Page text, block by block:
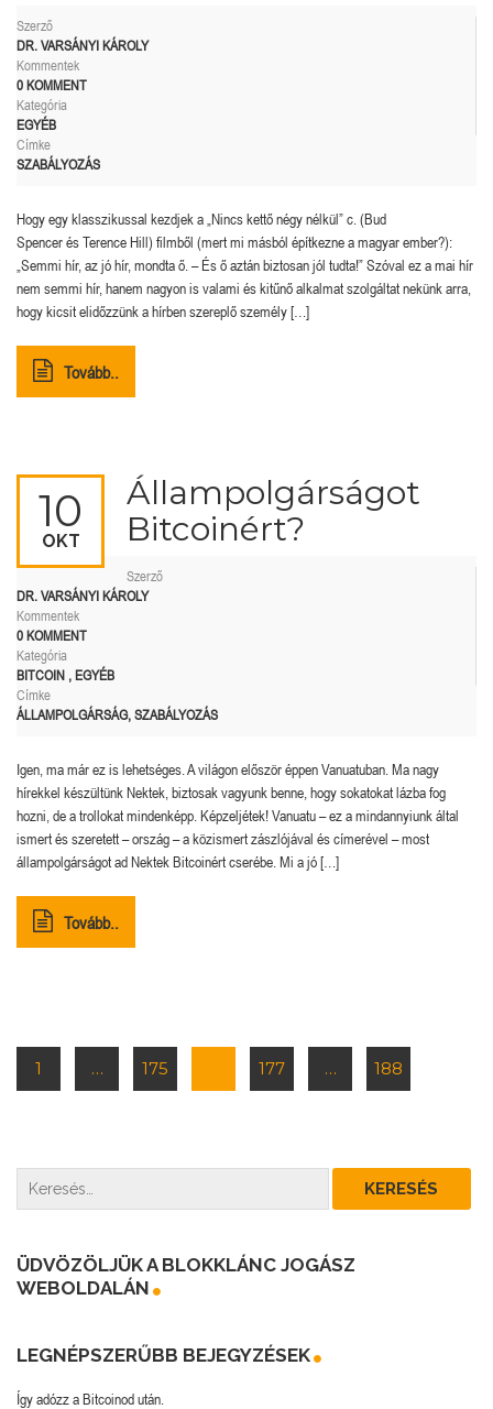
Szerző
DR. VARSÁNYI KÁROLY
Kommentek
0 KOMMENT
Kategória
EGYÉB
Címke
SZABÁLYOZÁS
Hogy egy klasszikussal kezdjek a „Nincs kettő négy nélkül” c. (Bud
Spencer és Terence Hill) filmből (mert mi másból építkezne a magyar ember?):
„Semmi hír, az jó hír, mondta ő. – És ő aztán biztosan jól tudta!” Szóval ez a mai hír
nem semmi hír, hanem nagyon is valami és kitűnő alkalmat szolgáltat nekünk arra,
hogy kicsit elidőzzünk a hírben szereplő személy […]
Tovább..
10
OKT
Állampolgárságot
Bitcoinért?
Szerző
DR. VARSÁNYI KÁROLY
Kommentek
0 KOMMENT
Kategória
BITCOIN , EGYÉB
Címke
ÁLLAMPOLGÁRSÁG, SZABÁLYOZÁS
Igen, ma már ez is lehetséges. A világon először éppen Vanuatuban. Ma nagy
hírekkel készültünk Nektek, biztosak vagyunk benne, hogy sokatokat lázba fog
hozni, de a trollokat mindenképp. Képzeljétek! Vanuatu – ez a mindannyiunk által
ismert és szeretett – ország – a közismert zászlójával és címerével – most
állampolgárságot ad Nektek Bitcoinért cserébe. Mi a jó […]
Tovább..
1 … 175 177 … 188
ÜDVÖZÖLJÜK A BLOKKLÁNC JOGÁSZ
WEBOLDALÁN
LEGNÉPSZERŰBB BEJEGYZÉSEK
Így adózz a Bitcoinod után.